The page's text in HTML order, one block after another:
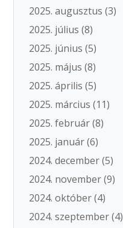
2025. augusztus (3)
2025. július (8)
2025. június (5)
2025. május (8)
2025. április (5)
2025. március (11)
2025. február(8)
2025. január(6)
2024. december(5)
2024. november(9)
2024. október(4)
2024. szeptember(4)